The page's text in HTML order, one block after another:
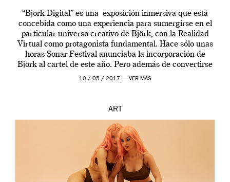
“Bjork Digital” es una exposición inmersiva que está
concebida como una experiencia para sumergirse en el
particular universo creativo de Björk, con la Realidad
Virtual como protagonista fundamental. Hace sólo unas
horas Sonar Festival anunciaba la incorporación de
Björk al cartel de este año. Pero además de convertirse
en una de las actuaciones más relevantes […]
10 / 05 / 2017 — VER MÁS
ART